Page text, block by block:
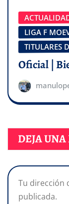
LIGA F
TITULARES
Oficial |
DEJA
Tu dirección
publicada.